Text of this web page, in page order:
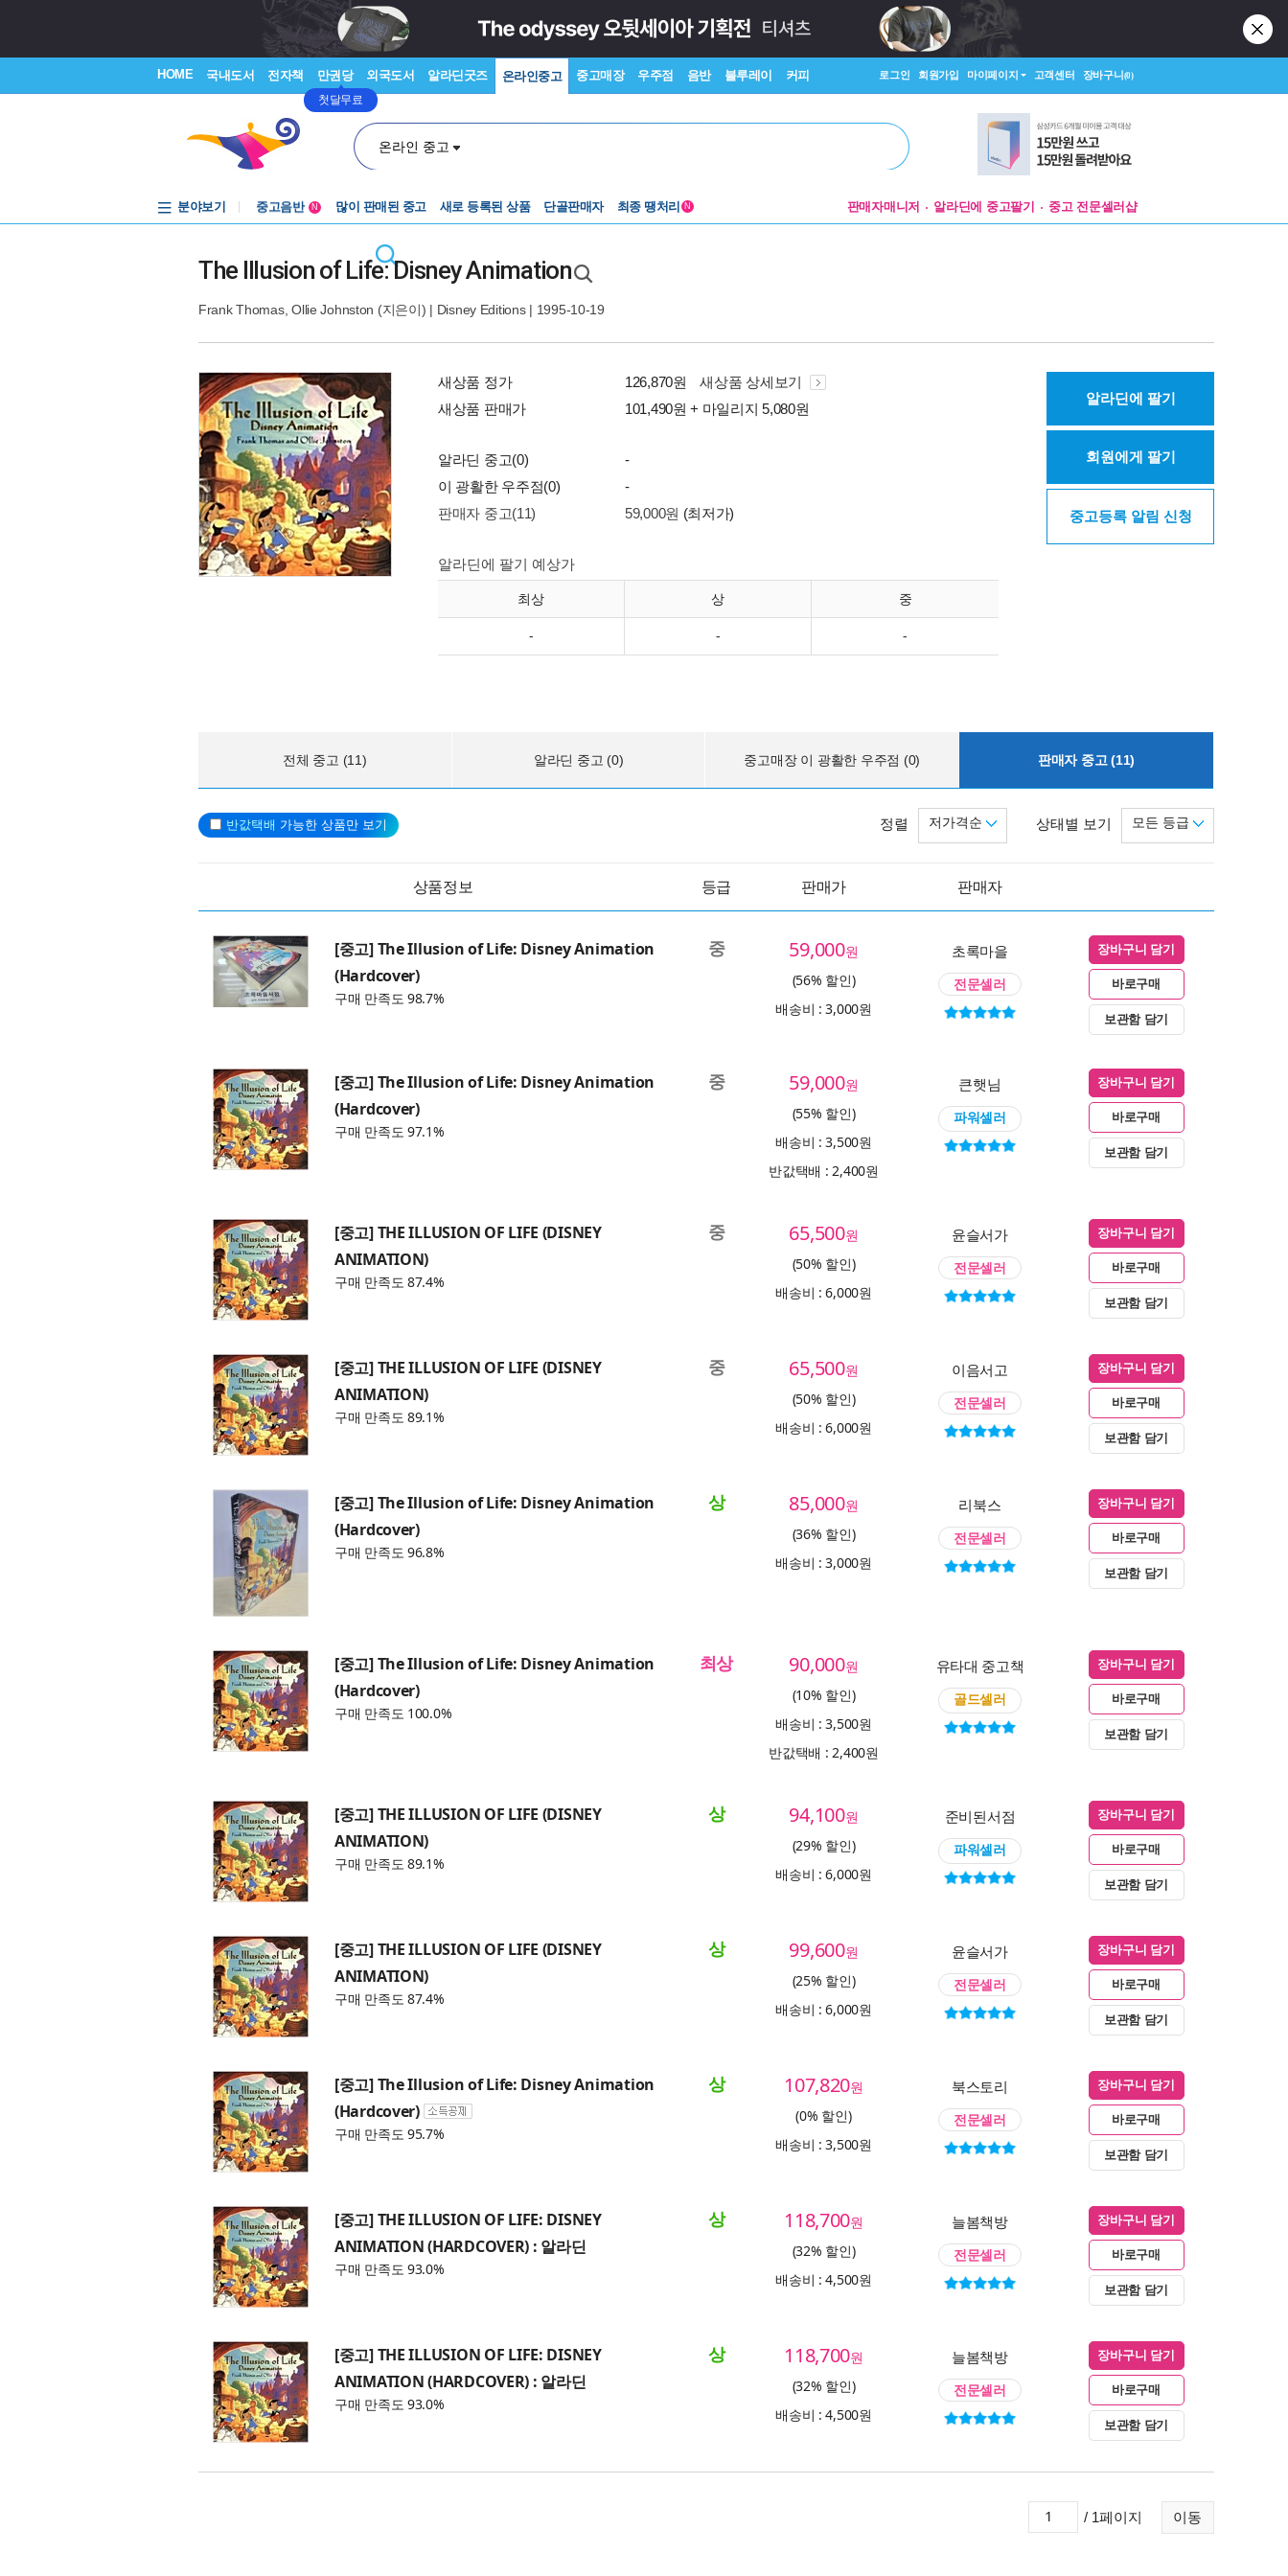
HOME 국내도서 전자책 만권당
첫달무료
외국도서 알라딘굿즈 온라인중고 중고매장 우주점 음반 블루레이 커피 로그인 회원가입 마이페이지 고객센터 장바구니(0)
온라인 중고
분야보기
중고음반
N 많이 판매된 중고 새로 등록된 상품 단골판매자 최종 땡처리 N 판매자매니저 알라딘에 중고팔기 중고 전문셀러샵
The Illusion of Life: Disney Animation
Frank Thomas,Ollie Johnston (지은이) | Disney Editions| 1995-10-19
새상품 정가 126,870원
새상품 상세보기
새상품 판매가
101,490원 + 마일리지 5,080원
알라딘 중고(0)
-
이 광활한 우주점(0)
-
판매자 중고(11)
59,000원 (최저가)
알라딘에 팔기 예상가
최상 상 중
- - -
알라딘에 팔기
회원에게 팔기
중고등록 알림 신청
전체 중고 (11) 알라딘 중고 (0) 중고매장 이 광활한 우주점 (0) 판매자 중고 (11)
반값택배 가능한 상품만 보기 상태별 보기 모든 등급
정렬 저가격순
상품정보 등급 판매가 판매자
[중고] The Illusion of Life: Disney Animation
(Hardcover)
구매 만족도 98.7%
중 59,000원
(56% 할인)
배송비 : 3,000원
초록마을
전문셀러
장바구니 담기
바로구매
보관함 담기
[중고] The Illusion of Life: Disney Animation
(Hardcover)
구매 만족도 97.1%
중 59,000원
(55% 할인)
배송비 : 3,500원
반값택배 : 2,400원
큰햇님
파워셀러
장바구니 담기
바로구매
보관함 담기
[중고] THE ILLUSION OF LIFE (DISNEY
ANIMATION)
구매 만족도 87.4%
중 65,500원
(50% 할인)
배송비 : 6,000원
윤슬서가
전문셀러
장바구니 담기
바로구매
보관함 담기
[중고] THE ILLUSION OF LIFE (DISNEY
ANIMATION)
구매 만족도 89.1%
중 65,500원
(50% 할인)
배송비 : 6,000원
이음서고
전문셀러
장바구니 담기
바로구매
보관함 담기
[중고] The Illusion of Life: Disney Animation
(Hardcover)
구매 만족도 96.8%
상 85,000원
(36% 할인)
배송비 : 3,000원
리북스
전문셀러
장바구니 담기
바로구매
보관함 담기
[중고] The Illusion of Life: Disney Animation
(Hardcover)
구매 만족도 100.0%
최상 90,000원
(10% 할인)
배송비 : 3,500원
반값택배 : 2,400원
유타대 중고책
골드셀러
장바구니 담기
바로구매
보관함 담기
[중고] THE ILLUSION OF LIFE (DISNEY
ANIMATION)
구매 만족도 89.1%
상 94,100원
(29% 할인)
배송비 : 6,000원
준비된서점
파워셀러
장바구니 담기
바로구매
보관함 담기
[중고] THE ILLUSION OF LIFE (DISNEY
ANIMATION)
구매 만족도 87.4%
상 99,600원
(25% 할인)
배송비 : 6,000원
윤슬서가
전문셀러
장바구니 담기
바로구매
보관함 담기
[중고] The Illusion of Life: Disney Animation
(Hardcover)
구매 만족도 95.7%
상 107,820원
(0% 할인)
배송비 : 3,500원
북스토리
전문셀러
장바구니 담기
바로구매
보관함 담기
[중고] THE ILLUSION OF LIFE: DISNEY
ANIMATION (HARDCOVER) : 알라딘
구매 만족도 93.0%
상 118,700원
(32% 할인)
배송비 : 4,500원
늘봄책방
전문셀러
장바구니 담기
바로구매
보관함 담기
[중고] THE ILLUSION OF LIFE: DISNEY
ANIMATION (HARDCOVER) : 알라딘
구매 만족도 93.0%
상 118,700원
(32% 할인)
배송비 : 4,500원
늘봄책방
전문셀러
장바구니 담기
바로구매
보관함 담기
이동
/ 1페이지